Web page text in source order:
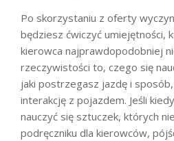
Po skorzystaniu z oferty
będziesz ćwiczyć umiejętności,
kierowca najprawdopodobniej
rzeczywistości to, czego się
jaki postrzegasz jazdę i
interakcję z pojazdem. Jeśli
nauczyć się sztuczek, których
podręczniku dla kierowców,